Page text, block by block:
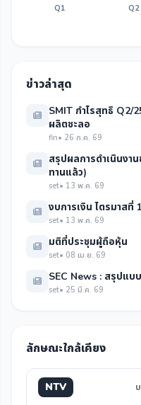
Q1 Q2
ข่าวล่าสุด
SMIT กำไรสุทธิ Q2/
ผลิตชะลอ
fin• 26 ก.ค. 69
สรุปผลการดำเนินงา
ทานแล้ว)
set• 13 พ.ค. 69
งบการเงิน ไตรมาสที่
set• 13 พ.ค. 69
มติที่ประชุมผู้ถือหุ้น
set• 08 เม.ย. 69
SEC News : สรุปแบ
set• 25 มี.ค. 69
ลักษณะใกล้เคียง
NTV